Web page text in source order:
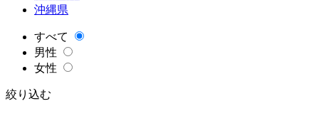
沖縄県
すべて
男性
女性
絞り込む